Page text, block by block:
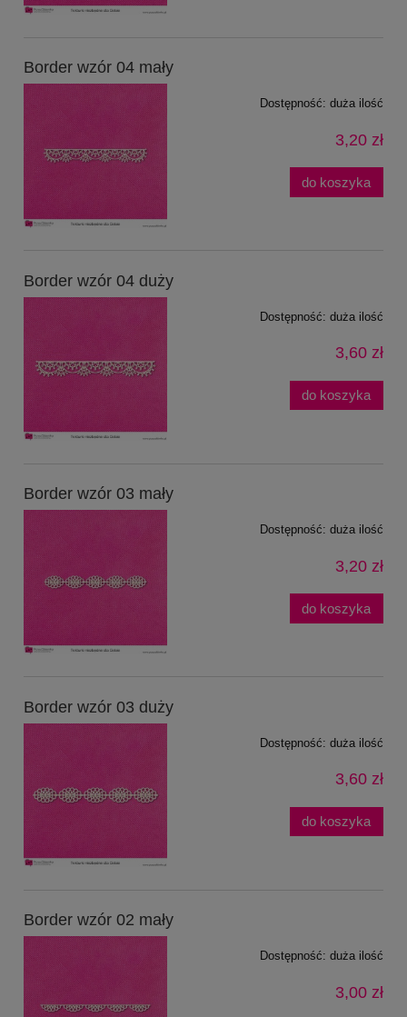
Border wzór 04 mały
Dostępność: duża ilość
3,20 zł
do koszyka
Border wzór 04 duży
Dostępność: duża ilość
3,60 zł
do koszyka
Border wzór 03 mały
Dostępność: duża ilość
3,20 zł
do koszyka
Border wzór 03 duży
Dostępność: duża ilość
3,60 zł
do koszyka
Border wzór 02 mały
Dostępność: duża ilość
3,00 zł